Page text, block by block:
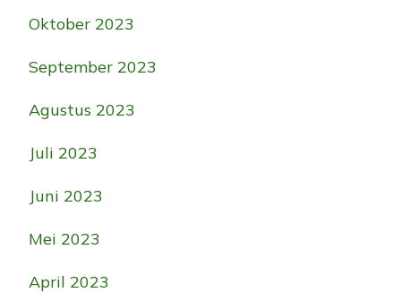
Oktober 2023
September 2023
Agustus 2023
Juli 2023
Juni 2023
Mei 2023
April 2023